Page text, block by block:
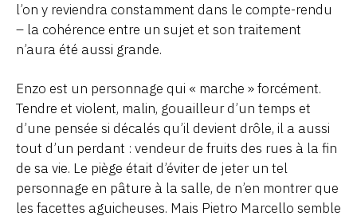
l’on y reviendra constamment dans le compte-rendu
– la cohérence entre un sujet et son traitement
n’aura été aussi grande.
Enzo est un personnage qui « marche » forcément.
Tendre et violent, malin, gouailleur d’un temps et
d’une pensée si décalés qu’il devient drôle, il a aussi
tout d’un perdant : vendeur de fruits des rues à la fin
de sa vie. Le piège était d’éviter de jeter un tel
personnage en pâture à la salle, de n’en montrer que
les facettes aguicheuses. Mais Pietro Marcello semble